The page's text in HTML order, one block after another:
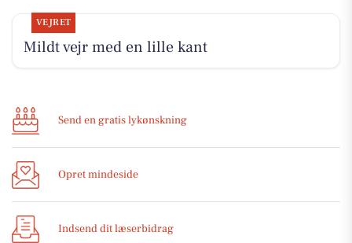
VEJRET
Mildt vejr med en lille kant
Send en gratis lykønskning
Opret mindeside
Indsend dit læserbidrag